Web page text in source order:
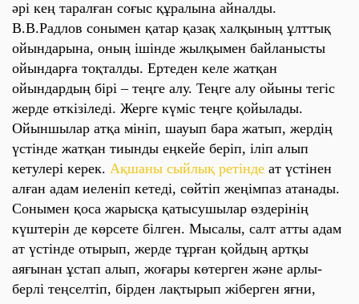
əрі кең таралған соғыс құралына айналды.
В.В.Радлов сонымен қатар қазақ халқының ұлттық
ойындарына, оның ішінде жылқымен байланысты
ойындарға тоқталды. Ертеден келе жатқан
ойындардың бірі – теңге алу. Теңге алу ойыны тегіс
жерде өткізіледі. Жерге күміс теңге қойылады.
Ойыншылар атқа мініп, шауып бара жатып, жердің
үстінде жатқан тиынды еңкейе беріп, іліп алып
кетулері керек. Ақшаны сыйлық ретінде ат үстінен
алған адам иеленіп кетеді, сөйтіп жеңімпаз атанады.
Сонымен қоса жарысқа қатысушылар өздерінің
күштерін де көрсете білген. Мысалы, салт атты адам
ат үстінде отырып, жерде тұрған қойдың артқы
аяғынан ұстап алып, жоғары көтерген және арлы-
берлі теңселтіп, бірден лақтырып жіберген яғни,